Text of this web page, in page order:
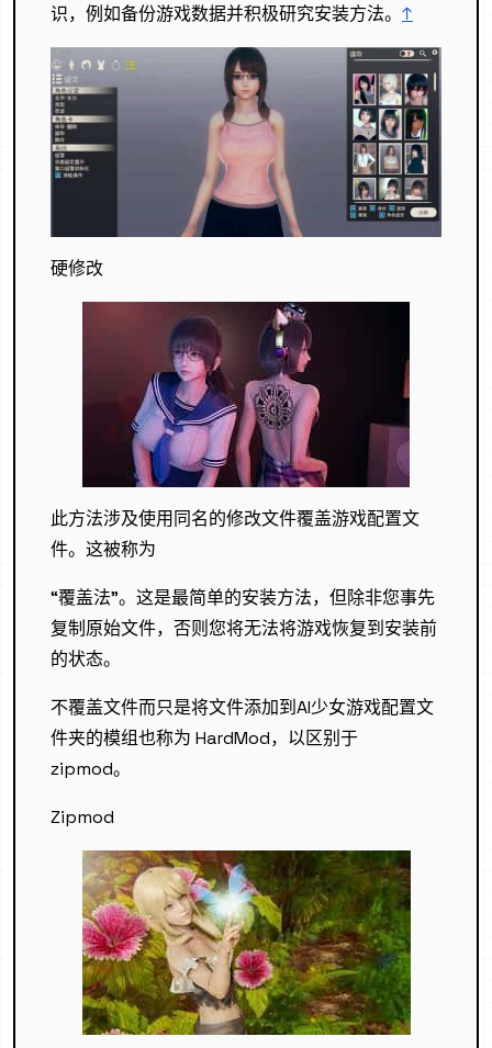
识，例如备份游戏数据并积极研究安装方法。 ↑
硬修改
此方法涉及使用同名的修改文件覆盖游戏配置文
件。这被称为
“覆盖法”。这是最简单的安装方法，但除非您事先
复制原始文件，否则您将无法将游戏恢复到安装前
的状态。
不覆盖文件而只是将文件添加到AI少女游戏配置文
件夹的模组也称为 HardMod，以区别于
zipmod。
Zipmod